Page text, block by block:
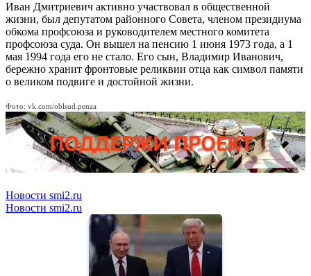
Иван Дмитриевич активно участвовал в общественной
жизни, был депутатом районного Совета, членом президиума
обкома профсоюза и руководителем местного комитета
профсоюза суда. Он вышел на пенсию 1 июня 1973 года, а 1
мая 1994 года его не стало. Его сын, Владимир Иванович,
бережно хранит фронтовые реликвии отца как символ памяти
о великом подвиге и достойной жизни.
Фото: vk.com/oblsud.penza
Новости smi2.ru
Новости smi2.ru